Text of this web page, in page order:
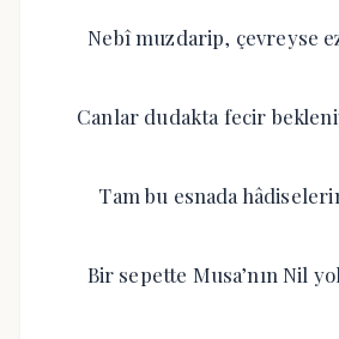
Nebî muzdarip, çevreyse
Canlar dudakta fecir
Tam bu esnada
Bir sepette Musa’nın Nil